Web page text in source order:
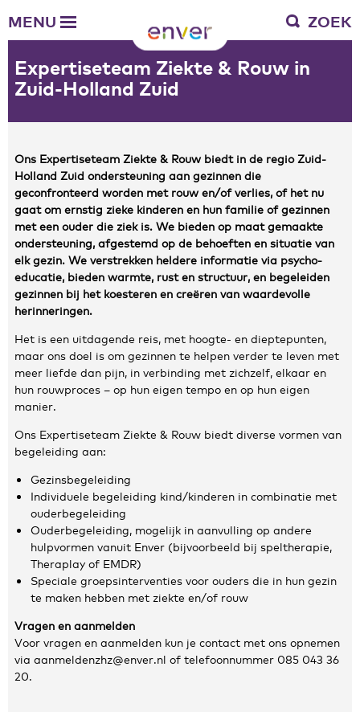
MENU ZOEK
Waar we voor staan
Verantwoording
Bestuur en toezicht
Werken bij Enver
Vacatures
Stages
Enver als werkgever
Vrienden van Enver
Onze vrienden
Werkwijze
Nieuws
Contactgegevens
Zakelijke gegevens
Nieuws
Privacyverklaring website
Klachtenregeling
Disclaimer
Contact
Expertiseteam Ziekte & Rouw in
Zuid-Holland Zuid
Ons Expertiseteam Ziekte & Rouw biedt in de regio Zuid-
Holland Zuid ondersteuning aan gezinnen die
geconfronteerd worden met rouw en/of verlies, of het nu
gaat om ernstig zieke kinderen en hun familie of gezinnen
met een ouder die ziek is. We bieden op maat gemaakte
ondersteuning, afgestemd op de behoeften en situatie van
elk gezin. We verstrekken heldere informatie via psycho-
educatie, bieden warmte, rust en structuur, en begeleiden
gezinnen bij het koesteren en creëren van waardevolle
herinneringen.
Het is een uitdagende reis, met hoogte- en dieptepunten,
maar ons doel is om gezinnen te helpen verder te leven met
meer liefde dan pijn, in verbinding met zichzelf, elkaar en
hun rouwproces – op hun eigen tempo en op hun eigen
manier.
Ons Expertiseteam Ziekte & Rouw biedt diverse vormen van
begeleiding aan:
Gezinsbegeleiding
Individuele begeleiding kind/kinderen in combinatie met
ouderbegeleiding
Ouderbegeleiding, mogelijk in aanvulling op andere
hulpvormen vanuit Enver (bijvoorbeeld bij speltherapie,
Theraplay of EMDR)
Speciale groepsinterventies voor ouders die in hun gezin
te maken hebben met ziekte en/of rouw
Vragen en aanmelden
Voor vragen en aanmelden kun je contact met ons opnemen
via aanmeldenzhz@enver.nl of telefoonnummer 085 043 36
20.